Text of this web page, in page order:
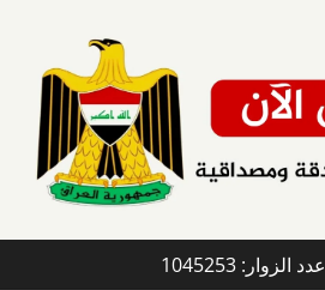
عدد الزوار: 1045253